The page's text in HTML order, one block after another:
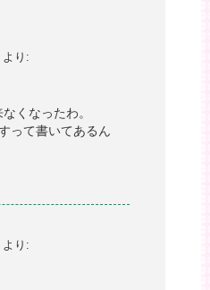
より:
くなったわ。
って書いてあるん
より: